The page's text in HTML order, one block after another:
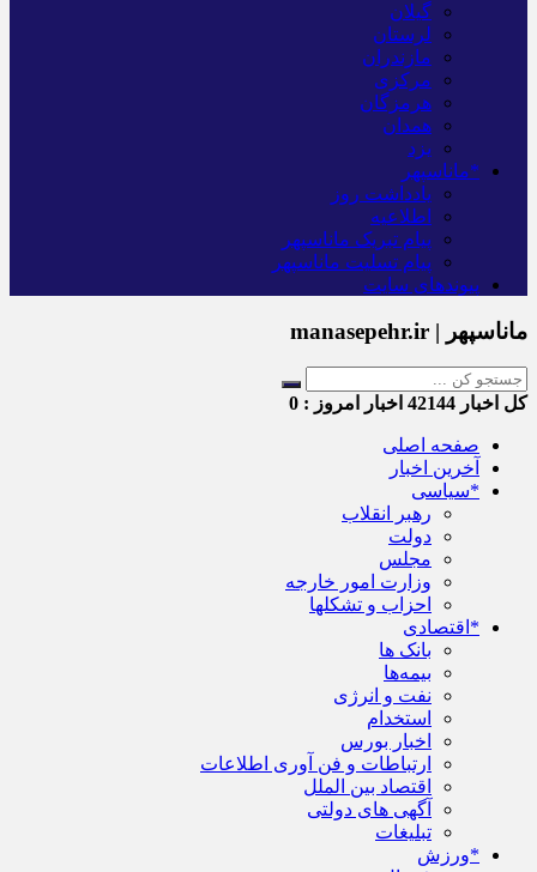
گیلان
لرستان
مازندران
مرکزی
هرمزگان
همدان
یزد
*ماناسپهر
یادداشت روز
اطلاعیه
پیام تبریک ماناسپهر
پیام تسلیت ماناسپهر
پیوندهای سایت
ماناسپهر | manasepehr.ir
کل اخبار اخبار امروز : 0
صفحه اصلی
آخرین اخبار
*سیاسی
رهبر انقلاب
دولت
مجلس
وزارت امور خارجه
احزاب و تشکلها
*اقتصادی
بانک ها
بیمه‌ها
نفت و انرژی
استخدام
اخبار بورس
ارتباطات و فن آوری اطلاعات
اقتصاد بین الملل
آگهی های دولتی
تبلیغات
*ورزش